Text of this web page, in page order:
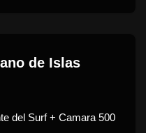
de Islas
del Surf + Camara 500